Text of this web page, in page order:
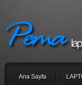
Ana Sayfa